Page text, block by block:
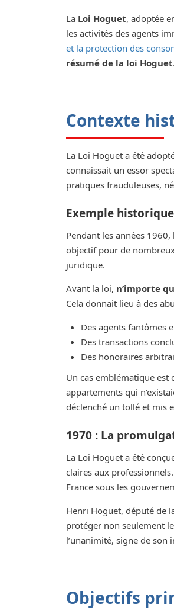
La Loi Hoguet, adoptée
les activités des agents
et la protection des
résumé de la loi Hoguet.
Contexte
La Loi Hoguet a été
connaissait un essor
pratiques frauduleuses,
Exemple
Pendant les années
objectif pour de
juridique.
Avant la loi, n’importe
Cela donnait lieu à des
Des agents fantômes
Des transactions
Des honoraires
Un cas emblématique est
appartements qui
déclenché un tollé et mis
1970 : La
La Loi Hoguet a été
claires aux
France sous les
Henri Hoguet, député de
protéger non seulement
l’unanimité, signe de son
Objectifs